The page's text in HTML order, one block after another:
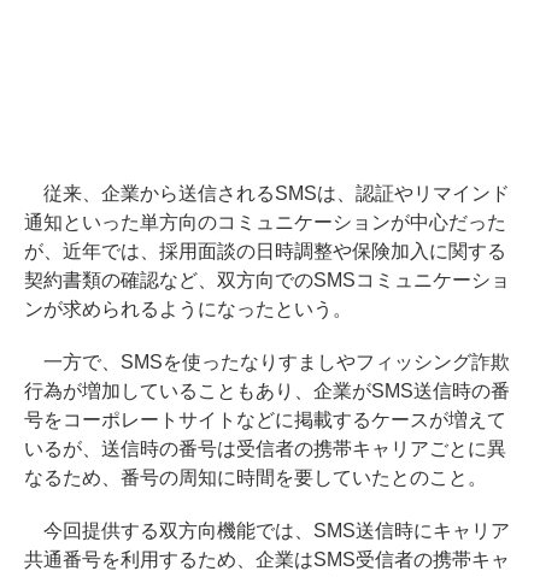
従来、企業から送信されるSMSは、認証やリマインド
通知といった単方向のコミュニケーションが中心だった
が、近年では、採用面談の日時調整や保険加入に関する
契約書類の確認など、双方向でのSMSコミュニケーショ
ンが求められるようになったという。
一方で、SMSを使ったなりすましやフィッシング詐欺
行為が増加していることもあり、企業がSMS送信時の番
号をコーポレートサイトなどに掲載するケースが増えて
いるが、送信時の番号は受信者の携帯キャリアごとに異
なるため、番号の周知に時間を要していたとのこと。
今回提供する双方向機能では、SMS送信時にキャリア
共通番号を利用するため、企業はSMS受信者の携帯キャ